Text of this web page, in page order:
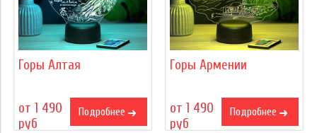
Горы Алтая
от 1 490
руб
Подробнее
Горы Армении
от 1 490
руб
Подробнее